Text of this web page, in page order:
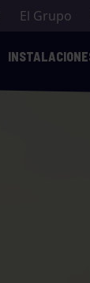
El Grupo